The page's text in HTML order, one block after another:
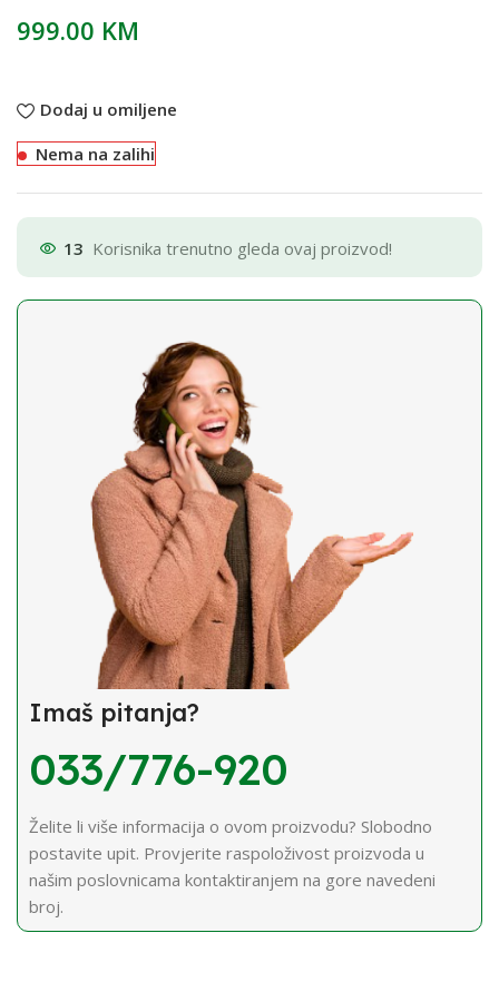
999.00 KM
Dodaj u omiljene
Nema na zalihi
13 Korisnika trenutno gleda ovaj proizvod!
Imaš pitanja?
033/776-920
Želite li više informacija o ovom proizvodu? Slobodno
postavite upit. Provjerite raspoloživost proizvoda u
našim poslovnicama kontaktiranjem na gore navedeni
broj.